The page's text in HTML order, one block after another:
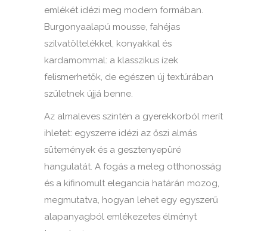
emlékét idézi meg modern formában.
Burgonyaalapú mousse, fahéjas
szilvatöltelékkel, konyakkal és
kardamommal: a klasszikus ízek
felismerhetők, de egészen új textúrában
születnek újjá benne.
Az almaleves szintén a gyerekkorból merít
ihletet: egyszerre idézi az őszi almás
sütemények és a gesztenyepüré
hangulatát. A fogás a meleg otthonosság
és a kifinomult elegancia határán mozog,
megmutatva, hogyan lehet egy egyszerű
alapanyagból emlékezetes élményt